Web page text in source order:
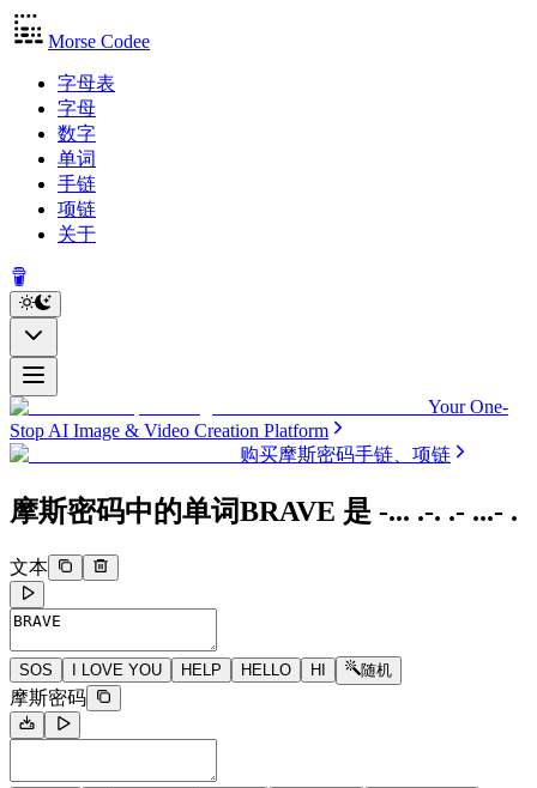
Morse Codee
字母表
字母
数字
单词
手链
项链
关于
Your One-
Stop AI Image & Video Creation Platform
购买摩斯密码手链、项链
摩斯密码中的单词BRAVE 是 -... .-. .- ...- .
文本
SOS I LOVE YOU HELP HELLO HI 随机
摩斯密码